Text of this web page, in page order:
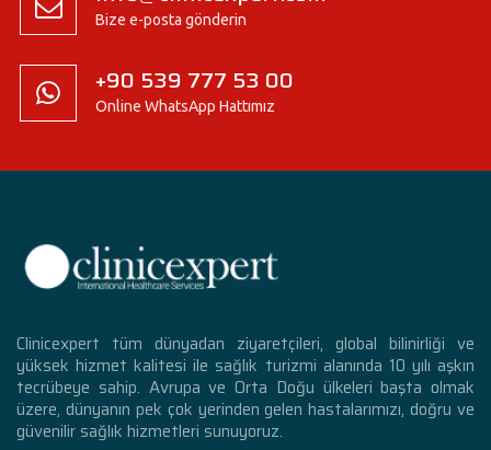
Bize e-posta gönderin
+90 539 777 53 00
Online WhatsApp Hattımız
Clinicexpert tüm dünyadan ziyaretçileri, global bilinirliği ve
yüksek hizmet kalitesi ile sağlık turizmi alanında 10 yılı aşkın
tecrübeye sahip. Avrupa ve Orta Doğu ülkeleri başta olmak
üzere, dünyanın pek çok yerinden gelen hastalarımızı, doğru ve
güvenilir sağlık hizmetleri sunuyoruz.